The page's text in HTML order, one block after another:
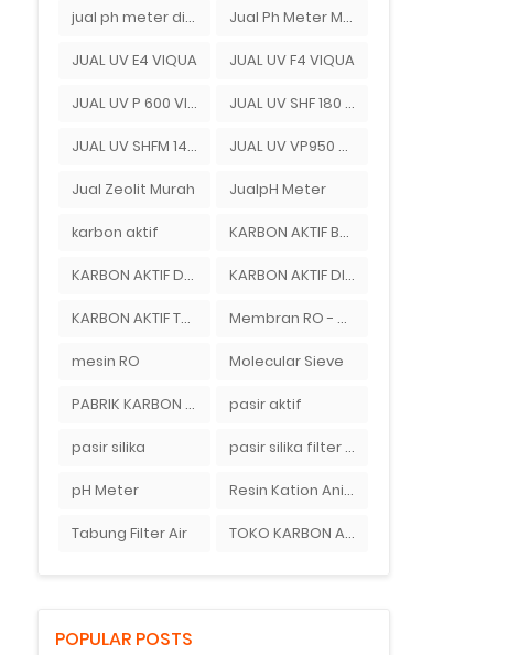
jual ph meter di jakarta Jual Ph Meter Murah Di Bandung
JUAL UV E4 VIQUA JUAL UV F4 VIQUA
JUAL UV P 600 VIQUA JUAL UV SHF 180 VIQUA
JUAL UV SHFM 140 VIQUA JUAL UV VP950 VIQUA
Jual Zeolit Murah JualpH Meter
karbon aktif KARBON AKTIF BEKASI
KARBON AKTIF DEPOK KARBON AKTIF DI BEKASI
KARBON AKTIF TANGERANG Membran RO - Ady Water
mesin RO Molecular Sieve
PABRIK KARBON AKTIF TANGERANG pasir aktif
pasir silika pasir silika filter air
pH Meter Resin Kation Anion
Tabung Filter Air TOKO KARBON AKTIF DI BEKASI
POPULAR POSTS